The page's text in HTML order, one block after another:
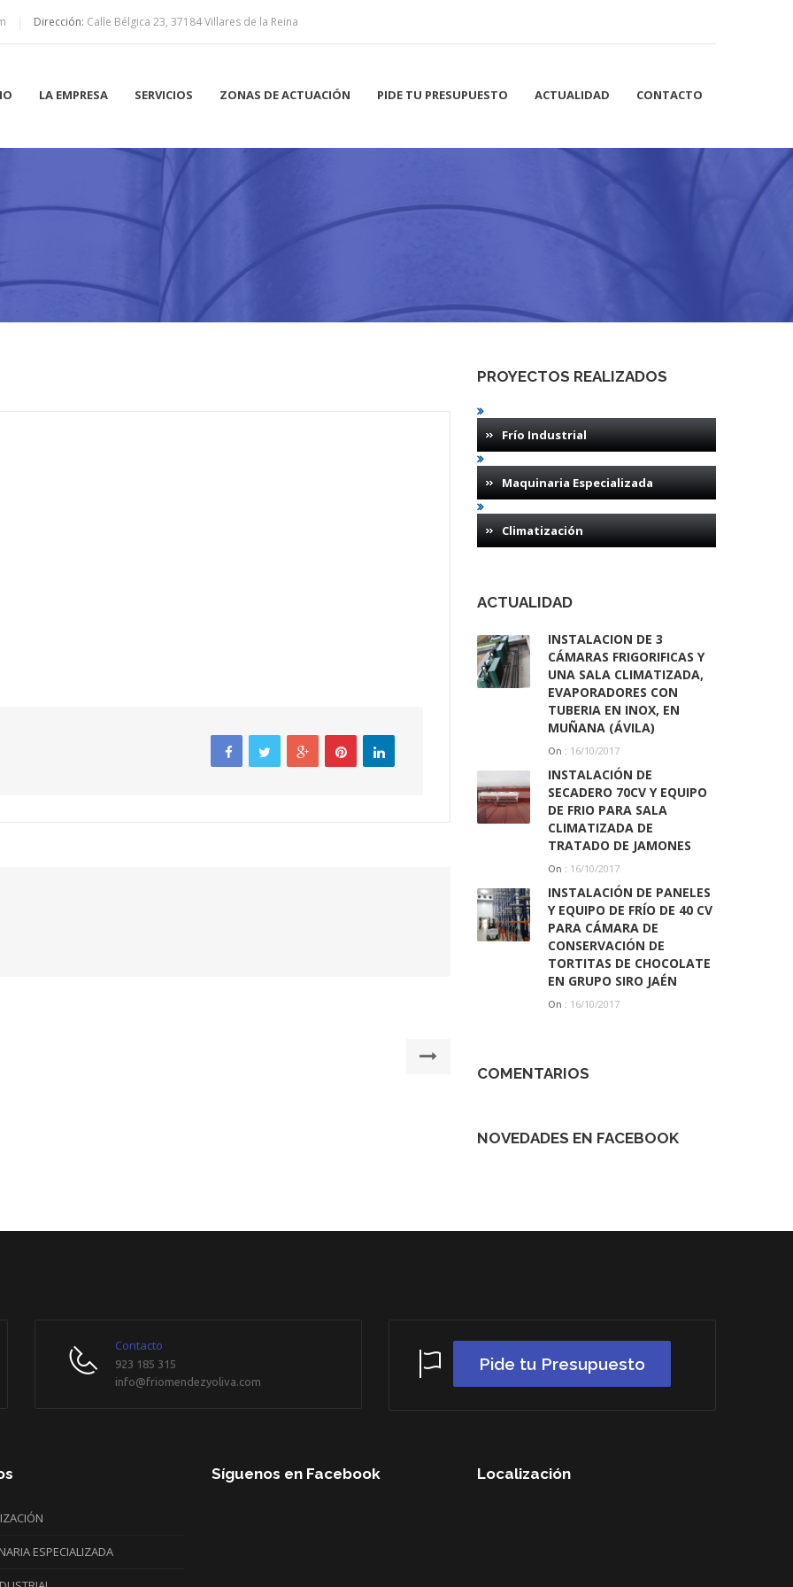
Dirección: Calle Bélgica 23, 37184 Villares de la Reina
LA EMPRESA SERVICIOS ZONAS DE ACTUACIÓN PIDE TU PRESUPUESTO ACTUALIDAD CONTACTO
PROYECTOS REALIZADOS
Frío Industrial
Maquinaria Especializada
Climatización
ACTUALIDAD
INSTALACION DE 3
CÁMARAS FRIGORIFICAS Y
UNA SALA CLIMATIZADA,
EVAPORADORES CON
TUBERIA EN INOX, EN
MUÑANA (ÁVILA)
On : 16/10/2017
INSTALACIÓN DE
SECADERO 70CV Y EQUIPO
DE FRIO PARA SALA
CLIMATIZADA DE
TRATADO DE JAMONES
On : 16/10/2017
INSTALACIÓN DE PANELES
Y EQUIPO DE FRÍO DE 40 CV
PARA CÁMARA DE
CONSERVACIÓN DE
TORTITAS DE CHOCOLATE
EN GRUPO SIRO JAÉN
On : 16/10/2017
COMENTARIOS
NOVEDADES EN FACEBOOK
Contacto
923 185 315
info@friomendezyoliva.com
Pide tu Presupuesto
ESPECIALIZADA
Síguenos en Facebook Localización